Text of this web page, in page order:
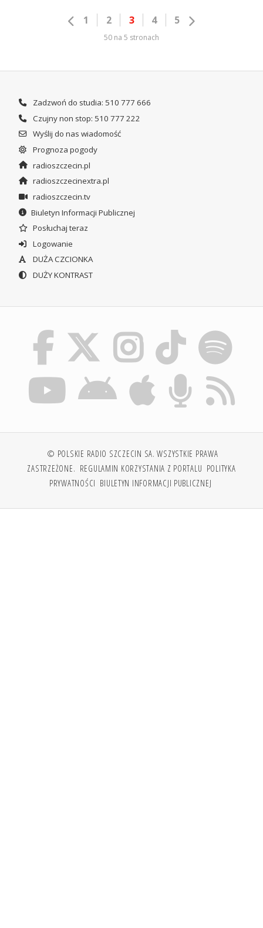
1 2 3 4 5
50 na 5 stronach
Zadzwoń do studia: 510 777 666
Czujny non stop: 510 777 222
Wyślij do nas wiadomość
Prognoza pogody
radioszczecin.pl
radioszczecinextra.pl
radioszczecin.tv
Biuletyn Informacji Publicznej
Posłuchaj teraz
Logowanie
DUŻA CZCIONKA
DUŻY KONTRAST
© POLSKIE RADIO SZCZECIN SA. WSZYSTKIE PRAWA
ZASTRZEŻONE. REGULAMIN KORZYSTANIA Z PORTALU POLITYKA
PRYWATNOŚCI BIULETYN INFORMACJI PUBLICZNEJ